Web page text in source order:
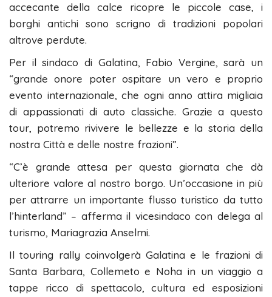
accecante della calce ricopre le piccole case, i
borghi antichi sono scrigno di tradizioni popolari
altrove perdute.
Per il sindaco di Galatina, Fabio Vergine, sarà un
“grande onore poter ospitare un vero e proprio
evento internazionale, che ogni anno attira migliaia
di appassionati di auto classiche. Grazie a questo
tour, potremo rivivere le bellezze e la storia della
nostra Città e delle nostre frazioni”.
“C’è grande attesa per questa giornata che dà
ulteriore valore al nostro borgo. Un’occasione in più
per attrarre un importante flusso turistico da tutto
l’hinterland” – afferma il vicesindaco con delega al
turismo, Mariagrazia Anselmi.
Il touring rally coinvolgerà Galatina e le frazioni di
Santa Barbara, Collemeto e Noha in un viaggio a
tappe ricco di spettacolo, cultura ed esposizioni